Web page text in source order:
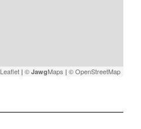
Leaflet | © JawgMaps | © OpenStreetMap